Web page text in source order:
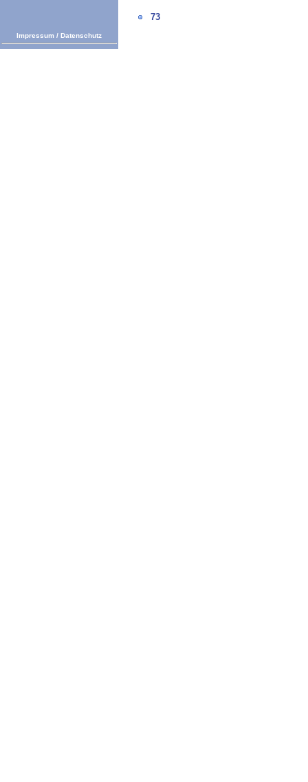
73
Impressum / Datenschutz